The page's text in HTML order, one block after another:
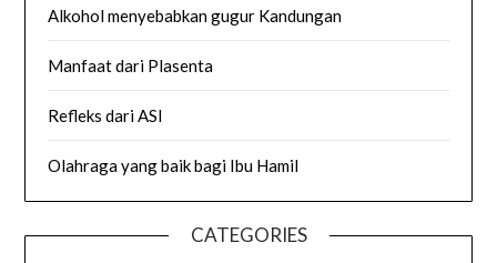
Alkohol menyebabkan gugur Kandungan
Manfaat dari Plasenta
Refleks dari ASI
Olahraga yang baik bagi Ibu Hamil
CATEGORIES